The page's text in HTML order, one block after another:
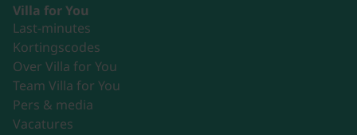
Villa for You
Last-minutes
Kortingscodes
Over Villa for You
Team Villa for You
Pers & media
Vacatures